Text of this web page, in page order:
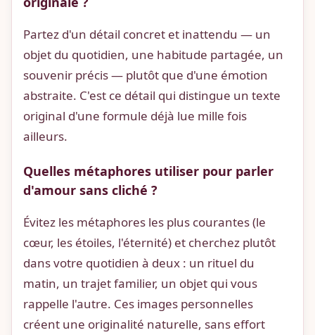
Partez d'un détail concret et inattendu — un
objet du quotidien, une habitude partagée, un
souvenir précis — plutôt que d'une émotion
abstraite. C'est ce détail qui distingue un texte
original d'une formule déjà lue mille fois
ailleurs.
Quelles métaphores utiliser pour parler
d'amour sans cliché ?
Évitez les métaphores les plus courantes (le
cœur, les étoiles, l'éternité) et cherchez plutôt
dans votre quotidien à deux : un rituel du
matin, un trajet familier, un objet qui vous
rappelle l'autre. Ces images personnelles
créent une originalité naturelle, sans effort